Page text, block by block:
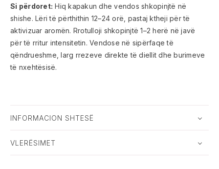
Si përdoret: Hiq kapakun dhe vendos shkopinjtë në
shishe. Lëri të përthithin 12–24 orë, pastaj ktheji për të
aktivizuar aromën. Rrotulloji shkopinjtë 1–2 herë në javë
për të rritur intensitetin. Vendose në sipërfaqe të
qëndrueshme, larg rrezeve direkte të diellit dhe burimeve
të nxehtësisë.
INFORMACION SHTESË
VLERËSIMET